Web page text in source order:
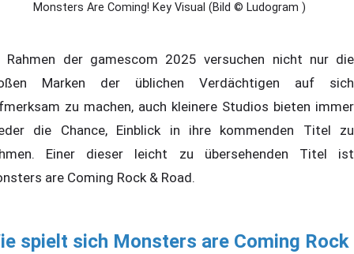
Monsters Are Coming! Key Visual (Bild © Ludogram )
Rahmen der gamescom 2025 versuchen nicht nur die
Marken der üblichen Verdächtigen auf sich
zu machen, auch kleinere Studios bieten immer
die Chance, Einblick in ihre kommenden Titel zu
Einer dieser leicht zu übersehenden Titel ist
are Coming Rock & Road.
spielt sich Monsters are Coming Rock